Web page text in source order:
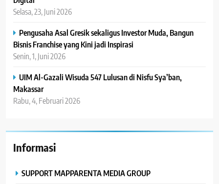
Selasa, 23, Juni 2026
Pengusaha Asal Gresik sekaligus Investor Muda, Bangun
Bisnis Franchise yang Kini jadi Inspirasi
Senin, 1, Juni 2026
UIM Al-Gazali Wisuda 547 Lulusan di Nisfu Sya’ban,
Makassar
Rabu, 4, Februari 2026
Informasi
SUPPORT MAPPARENTA MEDIA GROUP